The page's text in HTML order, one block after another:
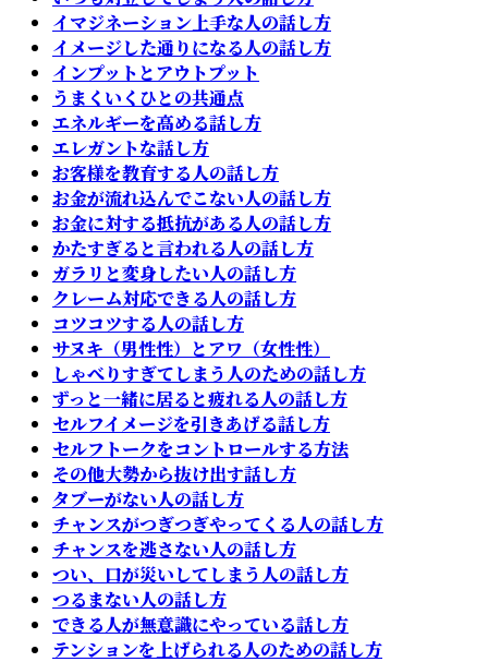
イマジネーション上手な人の話し方
イメージした通りになる人の話し方
インプットとアウトプット
うまくいくひとの共通点
エネルギーを高める話し方
エレガントな話し方
お客様を教育する人の話し方
お金が流れ込んでこない人の話し方
お金に対する抵抗がある人の話し方
かたすぎると言われる人の話し方
ガラリと変身したい人の話し方
クレーム対応できる人の話し方
コツコツする人の話し方
サヌキ（男性性）とアワ（女性性）
しゃべりすぎてしまう人のための話し方
ずっと一緒に居ると疲れる人の話し方
セルフイメージを引きあげる話し方
セルフトークをコントロールする方法
その他大勢から抜け出す話し方
タブーがない人の話し方
チャンスがつぎつぎやってくる人の話し方
チャンスを逃さない人の話し方
つい、口が災いしてしまう人の話し方
つるまない人の話し方
できる人が無意識にやっている話し方
テンションを上げられる人のための話し方